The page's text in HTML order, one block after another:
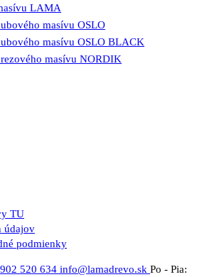
LAMA
masívu OSLO
masívu OSLO BLACK
masívu NORDIK
TU
údajov
podmienky
520 634 info@lamadrevo.sk Po - Pia: